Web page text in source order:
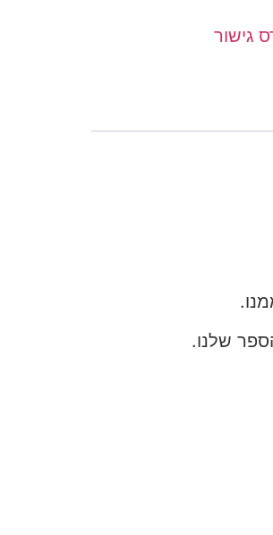
גישור
שלנו.